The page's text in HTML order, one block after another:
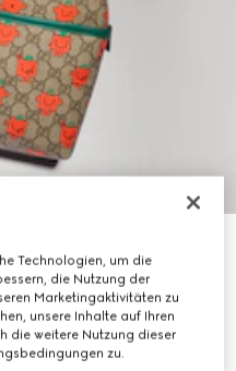
GG
Technologien, um die
die Nutzung der
Marketingaktivitäten zu
unsere Inhalte auf Ihren
die weitere Nutzung dieser
zu.